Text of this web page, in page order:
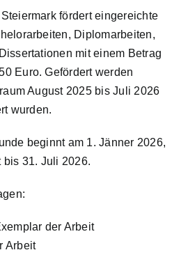
fördert eingereichte
Diplomarbeiten,
mit einem Betrag
Euro. Gefördert werden
August 2025 bis Juli 2026
wurden.
beginnt am 1. Jänner 2026,
31. Juli 2026.
der Arbeit
Arbeit